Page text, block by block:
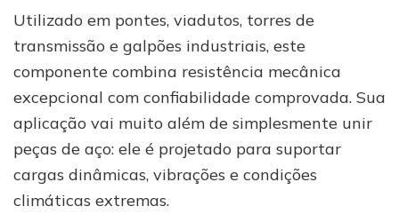
Utilizado em pontes, viadutos, torres de
transmissão e galpões industriais, este
componente combina resistência mecânica
excepcional com confiabilidade comprovada. Sua
aplicação vai muito além de simplesmente unir
peças de aço: ele é projetado para suportar
cargas dinâmicas, vibrações e condições
climáticas extremas.